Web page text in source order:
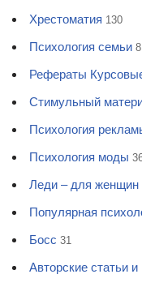
Хрестоматия 130
Психология семьи
Рефераты
Стимульный
Психология
Психология моды
Леди – для женщин
Популярная
Босс 31
Авторские статьи